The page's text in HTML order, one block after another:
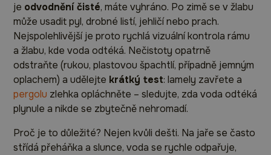
je odvodnění čisté, máte vyhráno. Po zimě se v žlabu
může usadit pyl, drobné listí, jehličí nebo prach.
Nejspolehlivější je proto rychlá vizuální kontrola rámu
a žlabu, kde voda odtéká. Nečistoty opatrně
odstraňte (rukou, plastovou špachtlí, případně jemným
oplachem) a udělejte krátký test: lamely zavřete a
pergolu zlehka opláchněte – sledujte, zda voda odtéká
plynule a nikde se zbytečně nehromadí.
Proč je to důležité? Nejen kvůli dešti. Na jaře se často
střídá přeháňka a slunce, voda se rychle odpařuje,